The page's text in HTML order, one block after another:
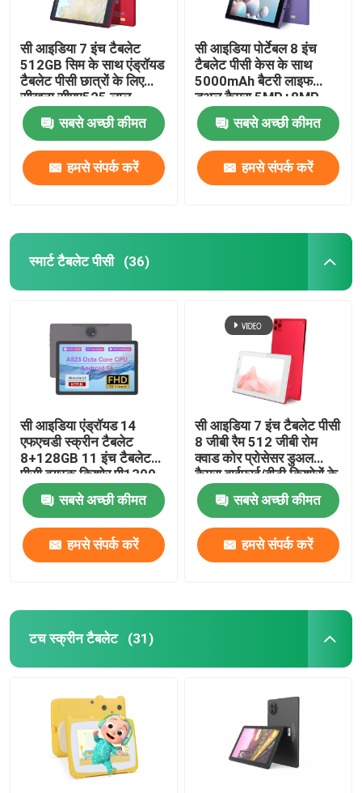
सी आइडिया 7 इंच टैबलेट
512GB सिम के साथ एंड्रॉयड
टैबलेट पीसी छात्रों के लिए
सीखना सीएम525 लाल
सबसे अच्छी कीमत
हमसे संपर्क करें
सी आइडिया पोर्टेबल 8 इंच
टैबलेट पीसी केस के साथ
5000mAh बैटरी लाइफ
डुअल कैमरा 5MP+8MP
सिम कार्ड स्लॉट बैंगनी
सबसे अच्छी कीमत
हमसे संपर्क करें
स्मार्ट टैबलेट पीसी (36)
सी आइडिया एंड्रॉयड 14
एफएचडी स्क्रीन टैबलेट
8+128GB 11 इंच टैबलेट
पीसी वयस्क किशोर पी1300
के लिए
सबसे अच्छी कीमत
हमसे संपर्क करें
सी आइडिया 7 इंच टैबलेट पीसी
8 जीबी रैम 512 जीबी रोम
क्वाड कोर प्रोसेसर डुअल
कैमरा वाईफाई/बीटी किशोरों के
लिए केस सीएम513 (लाल) के
साथ
सबसे अच्छी कीमत
हमसे संपर्क करें
टच स्क्रीन टैबलेट (31)